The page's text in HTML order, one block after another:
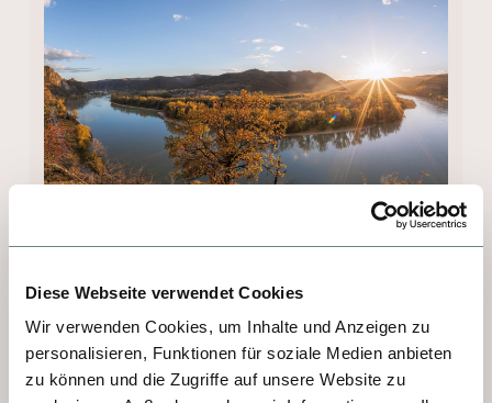
Diese Webseite verwendet Cookies
Wir verwenden Cookies, um Inhalte und Anzeigen zu
personalisieren, Funktionen für soziale Medien anbieten
zu können und die Zugriffe auf unsere Website zu
TAG 5, 6, 12 - VIENNA
Hier spielt die Musik. Wien ist die Stadt der
Klassik. Wien ist Mozart und Strauß. Ist aber